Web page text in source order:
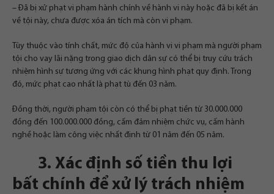
– Đã bị xử phạt vi phạm hành chính về hành vi này hoặc đã bị kết án
về tội này, chưa được xóa án tích mà còn vi phạm.
Tùy thuộc vào tính chất, mức độ của hành vi vi phạm mà người phạm
tội cho vay lãi nặng trong giao dịch dân sự có thể bị truy cứu trách
nhiệm hình sự tương ứng với các khung hình phạt quy định. Trong
đó, mức phạt cao nhất là phạt tù đến 03 năm.
Đồng thời, người phạm tội còn có thể bị phạt tiền từ 30.000.000
đồng đến 100.000.000 đồng, cấm đảm nhiệm chức vụ, cấm hành
nghề hoặc làm công việc nhất định từ 01 năm đến 05 năm.
3. Xác định số tiền thu lợi
bất chính để xử lý trách nhiệm